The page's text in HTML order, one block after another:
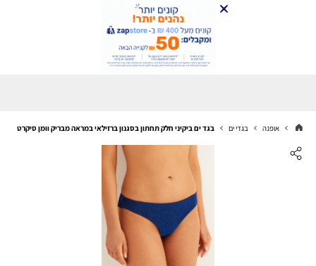
אופנה בגדי ים בגד ים ביקיני חלק תחתון בסגנון ברזילאי במראה מבריק וומן סיקרט